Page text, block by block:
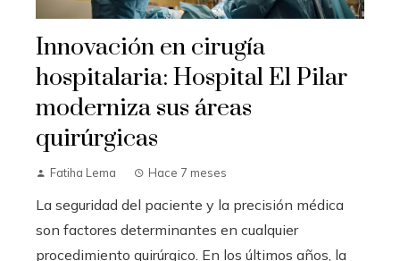
Innovación en cirugía
hospitalaria: Hospital El Pilar
moderniza sus áreas
quirúrgicas
Fatiha Lema Hace 7 meses
La seguridad del paciente y la precisión médica
son factores determinantes en cualquier
procedimiento quirúrgico. En los últimos años, la